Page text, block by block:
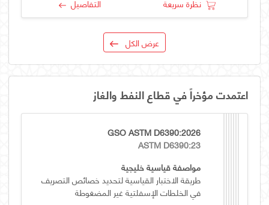
نظرة سريعة التفاصيل
عرض الكل
اعتمدت مؤخراً في قطاع النفط والغاز
GSO ASTM D6390:2026
ASTM D6390:23
مواصفة قياسية خليجية
طريقة الاختبار القياسية لتحديد خصائص التصريف
في الخلطات الإسفلتية غير المضغوطة